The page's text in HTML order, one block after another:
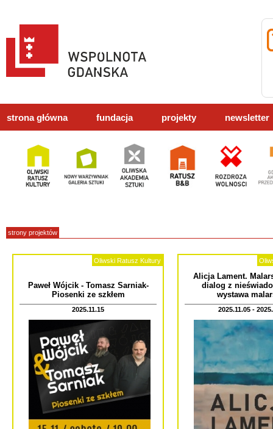
strona główna fundacja projekty newsletter
strony projektów
Oliwski Ratusz Kultury
Paweł Wójcik - Tomasz Sarniak-
Piosenki ze szkłem
2025.11.15
Alicja Lament.
dialog z
wystawa
2025.11.05 -